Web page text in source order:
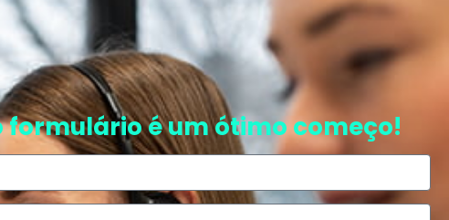
formulário é um ótimo começo!